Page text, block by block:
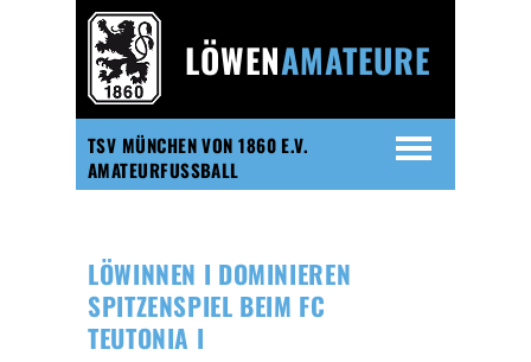
TSV MÜNCHEN VON 1860 E.V.
AMATEURFUSSBALL
LÖWENAMATEURE
LÖWINNEN I DOMINIEREN
SPITZENSPIEL BEIM FC
TEUTONIA I